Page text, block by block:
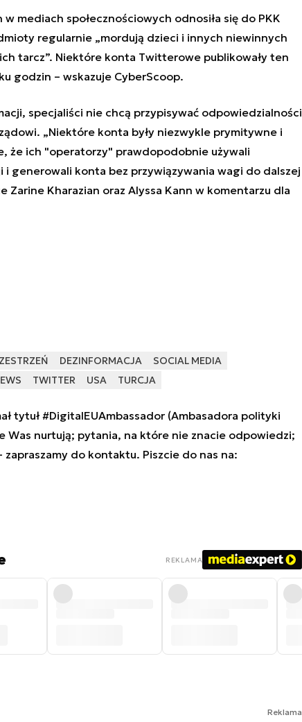
mediach społecznościowych odnosiła się do PKK
regularnie „mordują dzieci i innych niewinnych
tarcz”. Niektóre konta Twitterowe publikowały ten
godzin – wskazuje CyberScoop.
specjaliści nie chcą przypisywać odpowiedzialności
„Niektóre konta były niezwykle prymitywne i
że ich "operatorzy" prawdopodobnie używali
generowali konta bez przywiązywania wagi do dalszej
Zarine Kharazian oraz Alyssa Kann w komentarzu dla
DEZINFORMACJA
SOCIAL MEDIA
TWITTER USA TURCJA
tytuł #DigitalEUAmbassador (Ambasadora polityki
Was nurtują; pytania, na które nie znacie odpowiedzi;
do kontaktu. Piszcie do nas na:
REKLAMA
Reklama